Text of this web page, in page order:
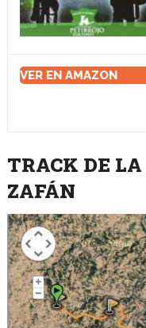
VER EN AMAZON
TRACK DE
ZAFÁN